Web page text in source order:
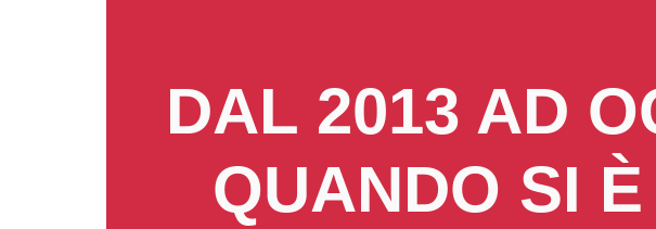
DAL 2013 AD
QUANDO SI